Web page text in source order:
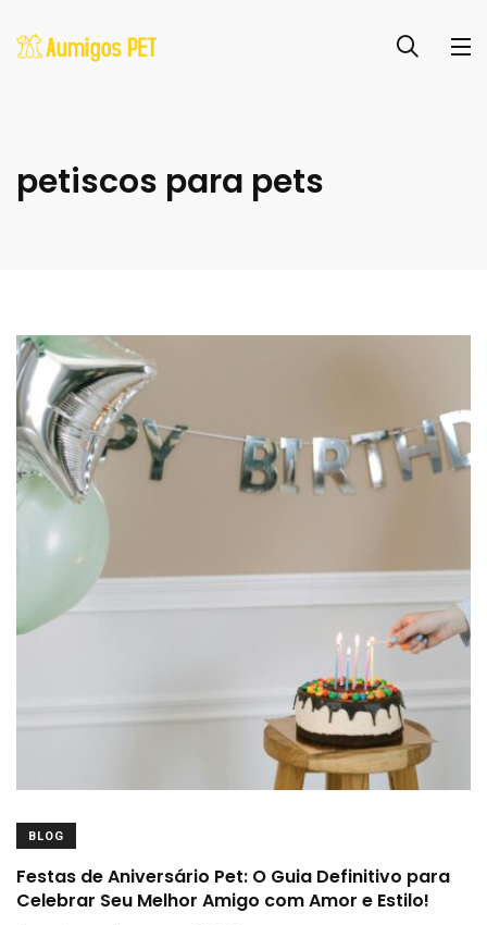
petiscos para pets
BLOG
Festas de Aniversário Pet: O Guia Definitivo para
Celebrar Seu Melhor Amigo com Amor e Estilo!